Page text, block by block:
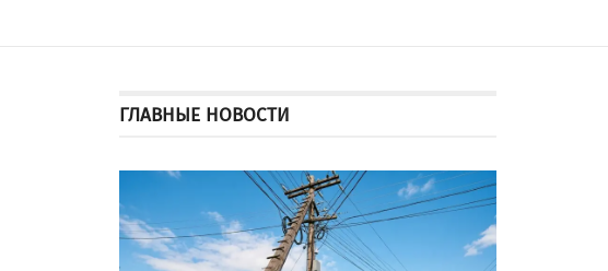
ГЛАВНЫЕ НОВОСТИ